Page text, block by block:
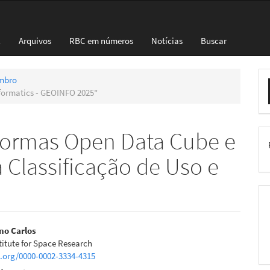
Arquivos RBC em números Notícias Buscar
- GEOINFO 2025"
Open Data Cube e
de Uso e
Carlos
for Space Research
0000-0002-3334-4315